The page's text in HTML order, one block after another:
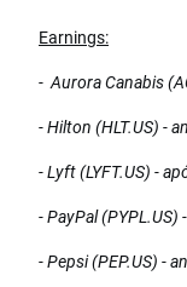
Earnings:
- Aurora Canabis
- Hilton (HLT.US) -
- Lyft (LYFT.US) -
- PayPal
- Pepsi (PEP.US) -